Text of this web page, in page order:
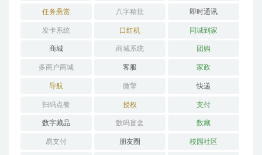
任务悬赏 八字精批 即时通讯
发卡系统 口红机 同城到家
商城 商城系统 团购
多商户商城 客服 家政
导航 微擎 快递
扫码点餐 授权 支付
数字藏品 数码盲盒 数藏
易支付 朋友圈 校园社区